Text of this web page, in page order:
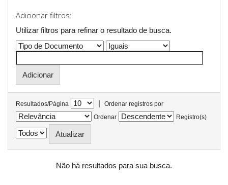
Adicionar filtros:
Utilizar filtros para refinar o resultado de busca.
Resultados/Página |
Ordenar registros por
Ordenar
Registro(s)
Não há resultados para sua busca.